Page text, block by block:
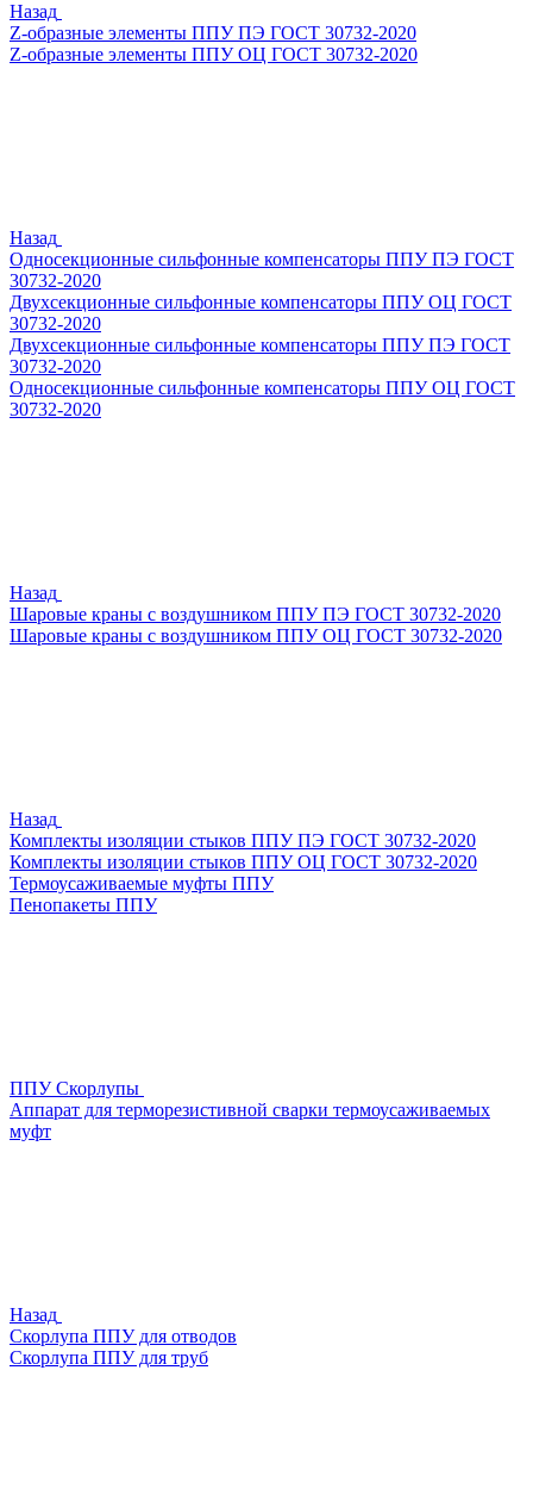
Назад
Z-образные элементы ППУ ПЭ ГОСТ 30732-2020
Z-образные элементы ППУ ОЦ ГОСТ 30732-2020
Назад
Односекционные сильфонные компенсаторы ППУ ПЭ ГОСТ
30732-2020
Двухсекционные сильфонные компенсаторы ППУ ОЦ ГОСТ
30732-2020
Двухсекционные сильфонные компенсаторы ППУ ПЭ ГОСТ
30732-2020
Односекционные сильфонные компенсаторы ППУ ОЦ ГОСТ
30732-2020
Назад
Шаровые краны с воздушником ППУ ПЭ ГОСТ 30732-2020
Шаровые краны с воздушником ППУ ОЦ ГОСТ 30732-2020
Назад
Комплекты изоляции стыков ППУ ПЭ ГОСТ 30732-2020
Комплекты изоляции стыков ППУ ОЦ ГОСТ 30732-2020
Термоусаживаемые муфты ППУ
Пенопакеты ППУ
ППУ Скорлупы
Аппарат для терморезистивной сварки термоусаживаемых
муфт
Назад
Скорлупа ППУ для отводов
Скорлупа ППУ для труб